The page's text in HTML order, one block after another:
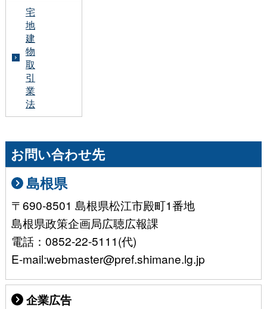
宅
地
建
物
取
引
業
法
お問い合わせ先
島根県
〒690-8501 島根県松江市殿町1番地
島根県政策企画局広聴広報課
電話：0852-22-5111(代)
E-mail:webmaster@pref.shimane.lg.jp
企業広告